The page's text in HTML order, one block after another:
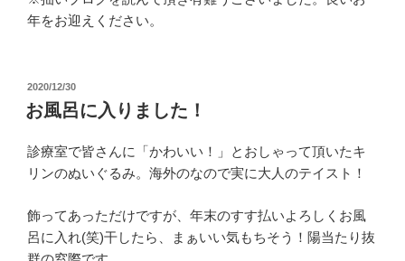
年をお迎えください。
投
稿
日:
2020/12/30
お風呂に入りました！
診療室で皆さんに「かわいい！」とおしゃって頂いたキ
リンのぬいぐるみ。海外のなので実に大人のテイスト！
飾ってあっただけですが、年末のすす払いよろしくお風
呂に入れ(笑)干したら、まぁいい気もちそう！陽当たり抜